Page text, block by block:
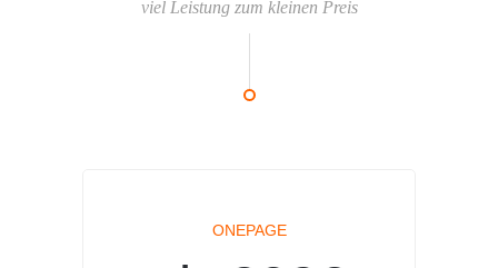
viel Leistung zum kleinen Preis
ONEPAGE